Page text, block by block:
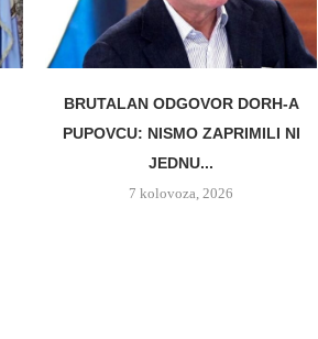
BRUTALAN ODGOVOR DORH-A
PUPOVCU: NISMO ZAPRIMILI NI
JEDNU...
7 kolovoza, 2026